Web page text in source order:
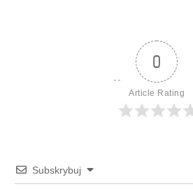
0
Article Rating
Subskrybuj